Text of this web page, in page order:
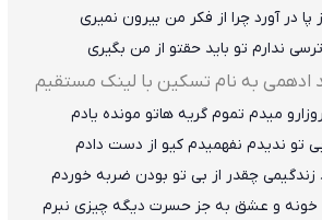
پا در آورد چرا از فکر من بیرون نمیری
ندارم تو باید حقتو از من بگیری
ادهمی به نام تسکین با لینک مستقیم
میدم تموم گریه هاتو مونده یادم
تو ندیدم نفهمیدم کیو از دست دادم
زندگیمی چقدر از بی تو بودن ضربه خوردم
خونه و عشق به جز حسرت دیگه چیزی نبرم